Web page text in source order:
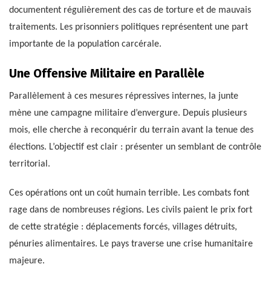
documentent régulièrement des cas de torture et de mauvais
traitements. Les prisonniers politiques représentent une part
importante de la population carcérale.
Une Offensive Militaire en Parallèle
Parallèlement à ces mesures répressives internes, la junte
mène une campagne militaire d’envergure. Depuis plusieurs
mois, elle cherche à reconquérir du terrain avant la tenue des
élections. L’objectif est clair : présenter un semblant de contrôle
territorial.
Ces opérations ont un coût humain terrible. Les combats font
rage dans de nombreuses régions. Les civils paient le prix fort
de cette stratégie : déplacements forcés, villages détruits,
pénuries alimentaires. Le pays traverse une crise humanitaire
majeure.